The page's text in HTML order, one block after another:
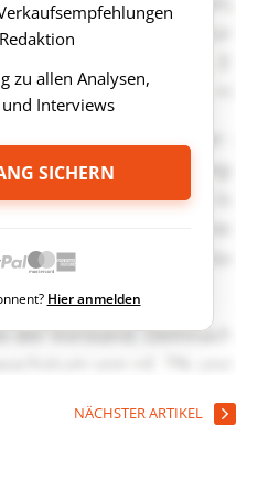
zu allen Analysen,
Interviews
SICHERN
Hier anmelden
NÄCHSTER ARTIKEL